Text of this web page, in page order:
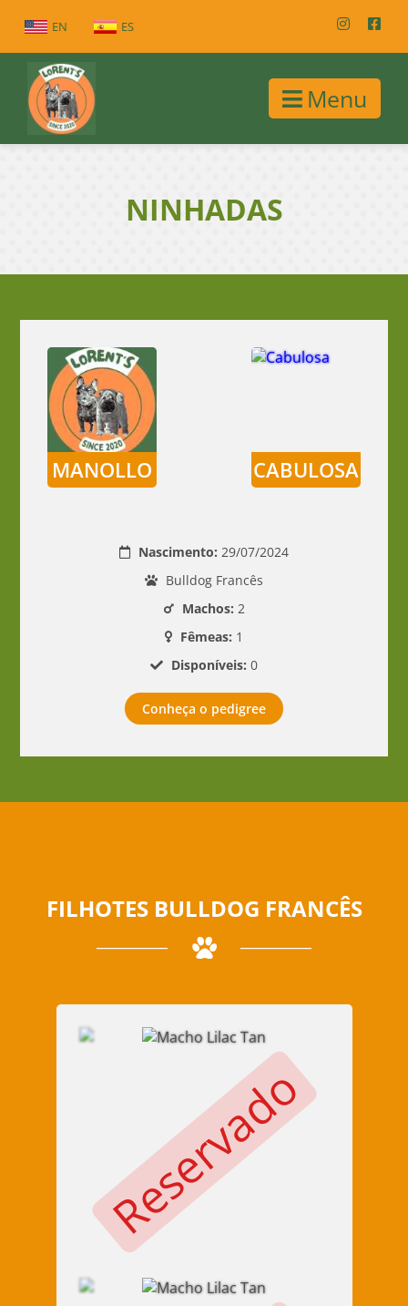
EN ES
Menu
NINHADAS
MANOLLO CABULOSA
Nascimento: 29/07/2024
Bulldog Francês
Machos: 2
Fêmeas: 1
Disponíveis: 0
Conheça o pedigree
FILHOTES BULLDOG FRANCÊS
Reservado